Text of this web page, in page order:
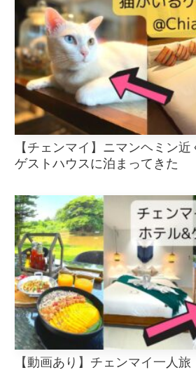
【チェンマイ】ニマンヘミン
ゲストハウスに泊まってきた
【動画あり】チェンマイ一人